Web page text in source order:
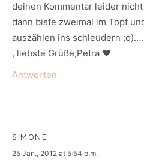
deinen Kommentar leider
dann biste zweimal im Topf
auszählen ins schleudern
, liebste Grüße,Petra ♥
Antworten
SIMONE
says:
25 Jan., 2012 at 5:54 p.m.